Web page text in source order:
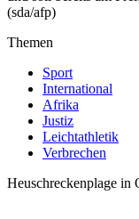
(sda/afp)
Themen
Sport
International
Afrika
Justiz
Leichtathletik
Verbrechen
Heuschreckenplage in